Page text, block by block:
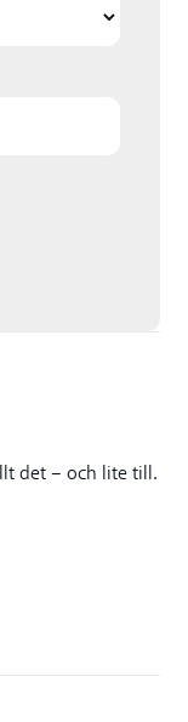
det – och lite till.